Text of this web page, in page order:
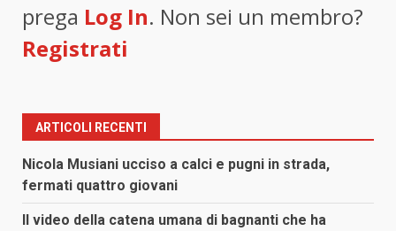
prega Log In. Non sei un membro?
Registrati
ARTICOLI RECENTI
Nicola Musiani ucciso a calci e pugni in strada,
fermati quattro giovani
Il video della catena umana di bagnanti che ha